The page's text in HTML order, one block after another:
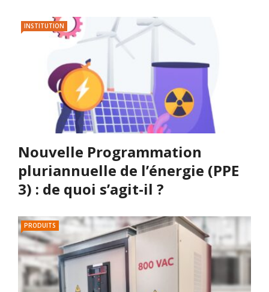
INSTITUTION
Nouvelle Programmation
pluriannuelle de l’énergie (PPE
3) : de quoi s’agit-il ?
PRODUITS